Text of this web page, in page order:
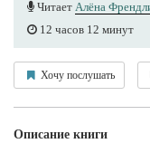
Читает Алёна
12 часов 12 минут
Хочу послушать
Описание книги